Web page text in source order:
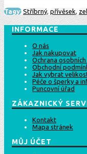
Tagy: Stříbrný, přívěsek,
INFORMACE
O nás
Jak nakupovat
Ochrana
Obchodní
Jak vybrat
Péče o šperky a
Puncovní úřad
ZÁKAZNICKÝ
Kontakt
Mapa stránek
MŮJ ÚČET